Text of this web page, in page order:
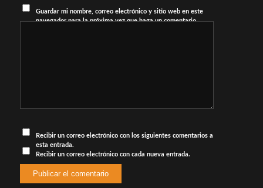
Guardar mi nombre, correo electrónico y sitio web en este
navegador para la próxima vez que haga un comentario.
Recibir un correo electrónico con los siguientes comentarios a
esta entrada.
Recibir un correo electrónico con cada nueva entrada.